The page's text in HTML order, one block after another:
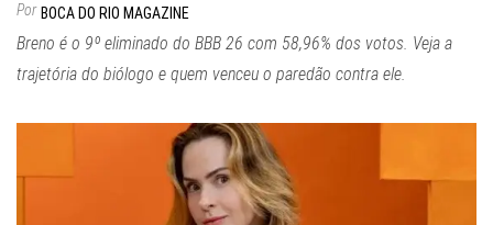
Por BOCA DO RIO MAGAZINE
Breno é o 9º eliminado do BBB 26 com 58,96% dos votos. Veja a
trajetória do biólogo e quem venceu o paredão contra ele.